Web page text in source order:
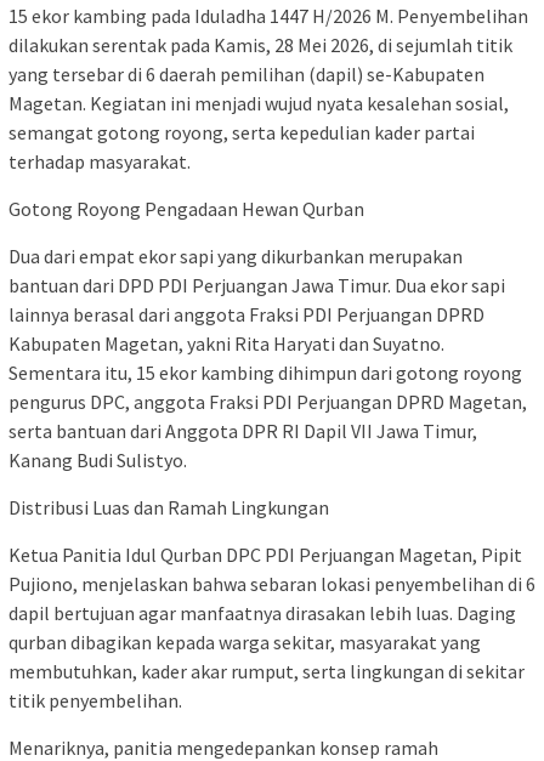
15 ekor kambing pada Iduladha 1447 H/2026 M. Penyembelihan
dilakukan serentak pada Kamis, 28 Mei 2026, di sejumlah titik
yang tersebar di 6 daerah pemilihan (dapil) se-Kabupaten
Magetan. Kegiatan ini menjadi wujud nyata kesalehan sosial,
semangat gotong royong, serta kepedulian kader partai
terhadap masyarakat.
Gotong Royong Pengadaan Hewan Qurban
Dua dari empat ekor sapi yang dikurbankan merupakan
bantuan dari DPD PDI Perjuangan Jawa Timur. Dua ekor sapi
lainnya berasal dari anggota Fraksi PDI Perjuangan DPRD
Kabupaten Magetan, yakni Rita Haryati dan Suyatno.
Sementara itu, 15 ekor kambing dihimpun dari gotong royong
pengurus DPC, anggota Fraksi PDI Perjuangan DPRD Magetan,
serta bantuan dari Anggota DPR RI Dapil VII Jawa Timur,
Kanang Budi Sulistyo.
Distribusi Luas dan Ramah Lingkungan
Ketua Panitia Idul Qurban DPC PDI Perjuangan Magetan, Pipit
Pujiono, menjelaskan bahwa sebaran lokasi penyembelihan di 6
dapil bertujuan agar manfaatnya dirasakan lebih luas. Daging
qurban dibagikan kepada warga sekitar, masyarakat yang
membutuhkan, kader akar rumput, serta lingkungan di sekitar
titik penyembelihan.
Menariknya, panitia mengedepankan konsep ramah